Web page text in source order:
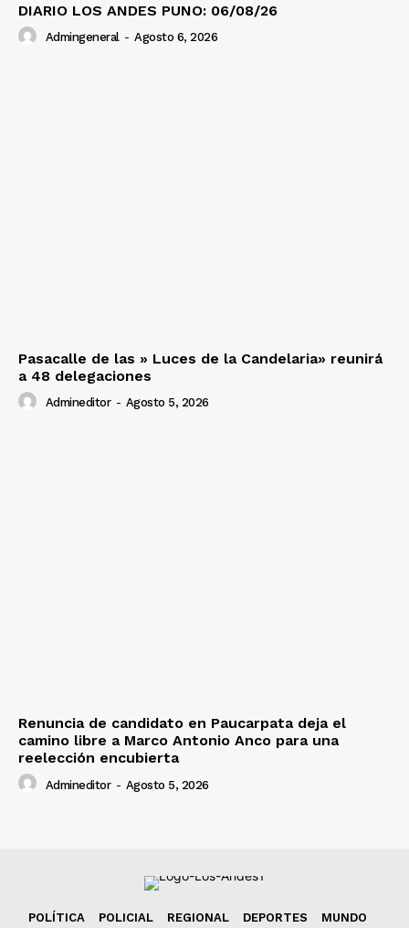
DIARIO LOS ANDES PUNO: 06/08/26
Admingeneral - Agosto 6, 2026
Pasacalle de las » Luces de la Candelaria» reunirá
a 48 delegaciones
Admineditor - Agosto 5, 2026
Renuncia de candidato en Paucarpata deja el
camino libre a Marco Antonio Anco para una
reelección encubierta
Admineditor - Agosto 5, 2026
POLÍTICA POLICIAL REGIONAL DEPORTES
MUNDO